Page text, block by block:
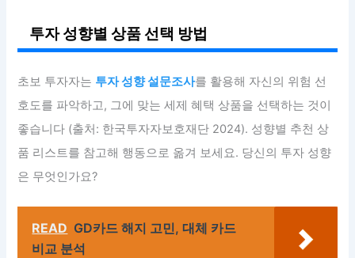
투자 성향별 상품 선택 방법
초보 투자자는 투자 성향 설문조사를 활용해 자신의 위험 선
호도를 파악하고, 그에 맞는 세제 혜택 상품을 선택하는 것이
좋습니다 (출처: 한국투자자보호재단 2024). 성향별 추천 상
품 리스트를 참고해 행동으로 옮겨 보세요. 당신의 투자 성향
은 무엇인가요?
READ GD카드 해지 고민, 대체 카드
비교 분석